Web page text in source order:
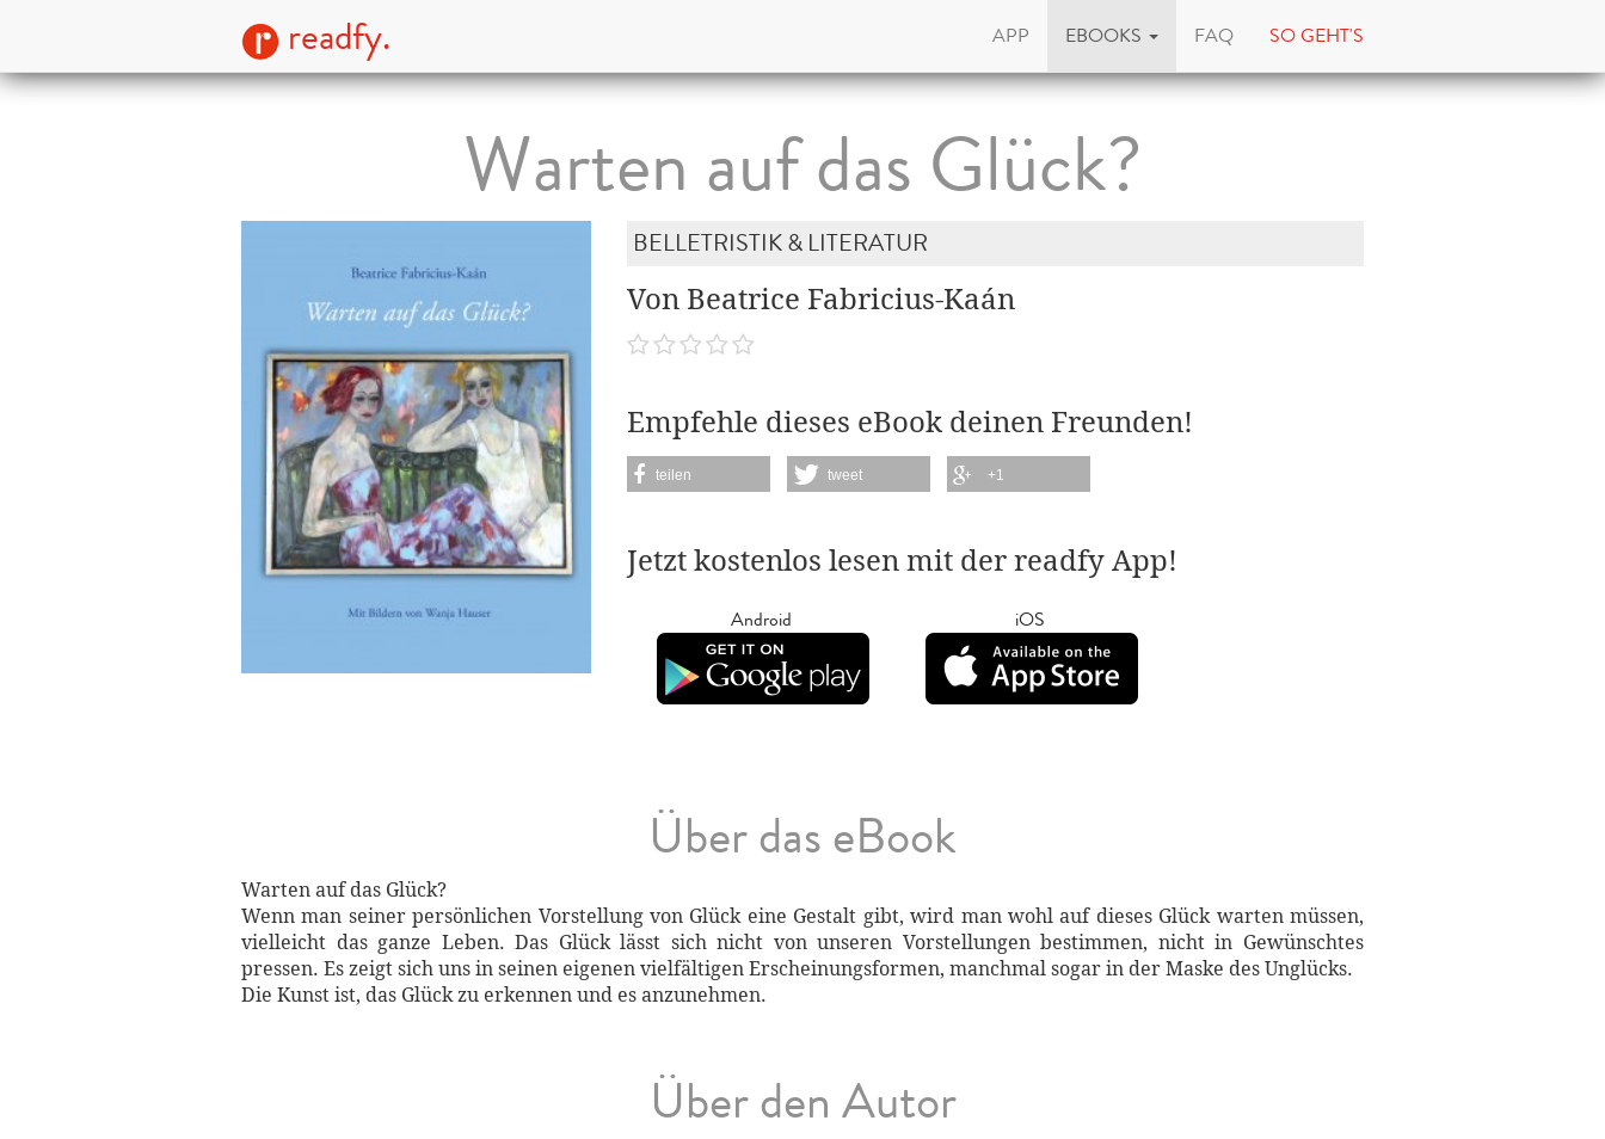
readfy. APP EBOOKS FAQ SO GEHT'S
Warten auf das Glück?
BELLETRISTIK & LITERATUR
Von Beatrice Fabricius-Kaán
Empfehle dieses eBook deinen Freunden!
teilen tweet +1
Jetzt kostenlos lesen mit der readfy App!
Android iOS
Über das eBook
Warten auf das Glück?
Wenn man seiner persönlichen Vorstellung von Glück eine Gestalt gibt, wird man wohl auf dieses Glück warten müssen,
vielleicht das ganze Leben. Das Glück lässt sich nicht von unseren Vorstellungen bestimmen, nicht in Gewünschtes
pressen. Es zeigt sich uns in seinen eigenen vielfältigen Erscheinungsformen, manchmal sogar in der Maske des Unglücks.
Die Kunst ist, das Glück zu erkennen und es anzunehmen.
Über den Autor